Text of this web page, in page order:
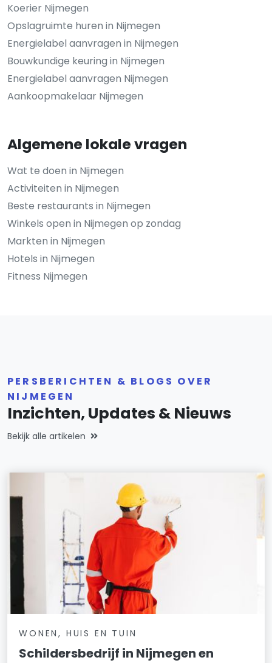
Koerier Nijmegen
Opslagruimte huren in Nijmegen
Energielabel aanvragen in Nijmegen
Bouwkundige keuring in Nijmegen
Energielabel aanvragen Nijmegen
Aankoopmakelaar Nijmegen
Algemene lokale vragen
Wat te doen in Nijmegen
Activiteiten in Nijmegen
Beste restaurants in Nijmegen
Winkels open in Nijmegen op zondag
Markten in Nijmegen
Hotels in Nijmegen
Fitness Nijmegen
PERSBERICHTEN & BLOGS OVER
NIJMEGEN
Inzichten, Updates & Nieuws
Bekijk alle artikelen
WONEN, HUIS EN TUIN
Schildersbedrijf in Nijmegen en